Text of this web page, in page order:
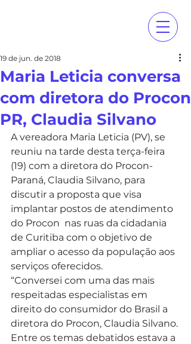
Maria Leticia conversa
com diretora do Procon
PR, Claudia Silvano
19 de jun. de 2018
A vereadora Maria Leticia (PV), se
reuniu na tarde desta terça-feira
(19) com a diretora do Procon-
Paraná, Claudia Silvano, para
discutir a proposta que visa
implantar postos de atendimento
do Procon  nas ruas da cidadania
de Curitiba com o objetivo de
ampliar o acesso da população aos
serviços oferecidos.
“Conversei com uma das mais
respeitadas especialistas em
direito do consumidor do Brasil a
diretora do Procon, Claudia Silvano.
Entre os temas debatidos estava a